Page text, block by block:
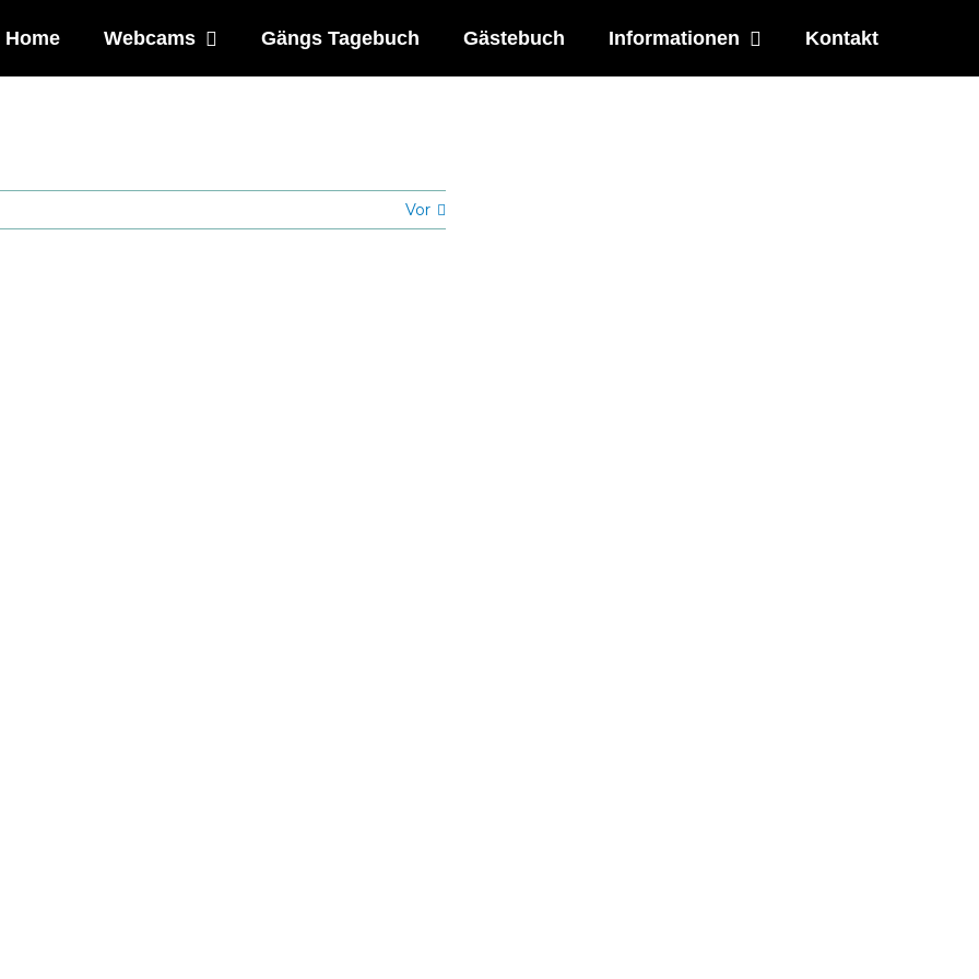
Home Webcams Gängs Tagebuch Gästebuch Informationen Kontakt
Vor